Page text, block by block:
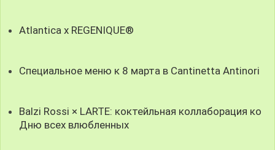
Atlantica x REGENIQUE®
Специальное меню к 8 марта в Cantinetta Antinori
Balzi Rossi × LARTE: коктейльная коллаборация ко
Дню всех влюбленных